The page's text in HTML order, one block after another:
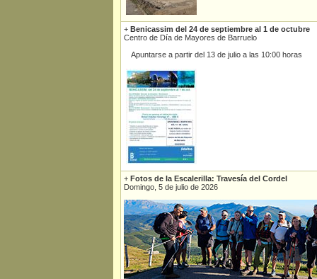
+ Benicassim del 24 de septiembre al 1 de octubre
Centro de Día de Mayores de Barruelo
Apuntarse a partir del 13 de julio a las 10:00 horas
+ Fotos de la Escalerilla: Travesía del Cordel
Domingo, 5 de julio de 2026